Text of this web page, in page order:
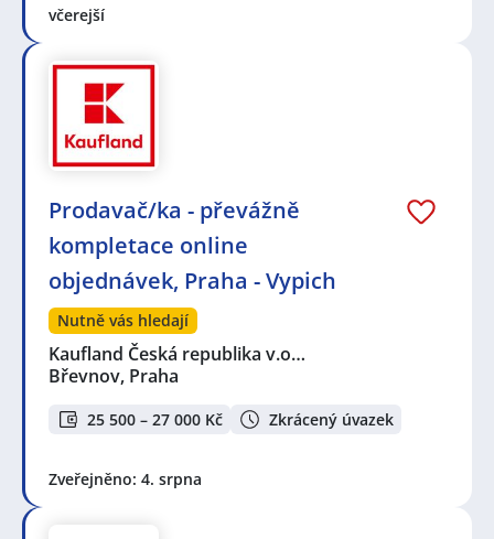
včerejší
Prodavač/ka - převážně
kompletace online
objednávek, Praha - Vypich
Nutně vás hledají
Kaufland Česká republika v.o…
Břevnov, Praha
25 500 – 27 000 Kč Zkrácený úvazek
Zveřejněno: 4. srpna